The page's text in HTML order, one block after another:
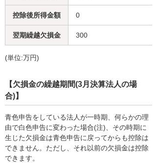
控除後所得金額 0
翌期繰越欠損金 300
(単位:万円)
【欠損金の繰越期間(3月決算法人の場
合)】
青色申告をしている法人が一時期、何らかの理
由で白色申告に変わった場合(注)、その時期に
生じた欠損金は青色申告に戻ってからも控除は
できません。ただし、それ以前の欠損金は控除
できます。